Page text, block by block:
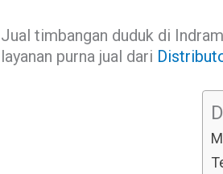
Jual timbangan duduk di
layanan purna jual dari